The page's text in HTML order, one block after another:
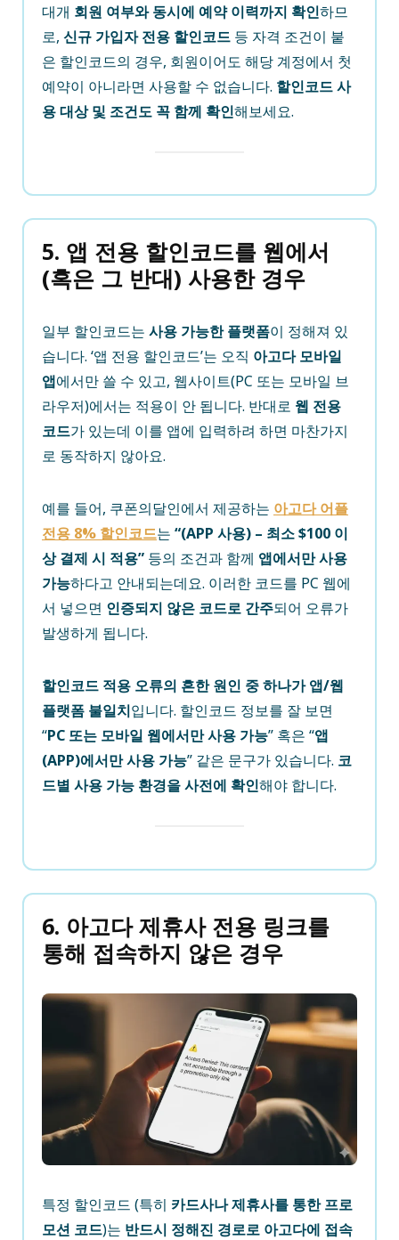
대개 회원 여부와 동시에 예약 이력까지 확인하므
로, 신규 가입자 전용 할인코드 등 자격 조건이 붙
은 할인코드의 경우, 회원이어도 해당 계정에서 첫
예약이 아니라면 사용할 수 없습니다. 할인코드 사
용 대상 및 조건도 꼭 함께 확인해보세요.
5. 앱 전용 할인코드를 웹에서
(혹은 그 반대) 사용한 경우
일부 할인코드는 사용 가능한 플랫폼이 정해져 있
습니다. ‘앱 전용 할인코드’는 오직 아고다 모바일
앱에서만 쓸 수 있고, 웹사이트(PC 또는 모바일 브
라우저)에서는 적용이 안 됩니다. 반대로 웹 전용
코드가 있는데 이를 앱에 입력하려 하면 마찬가지
로 동작하지 않아요.
예를 들어, 쿠폰의달인에서 제공하는 아고다 어플
전용 8% 할인코드는 “(APP 사용) – 최소 $100 이
상 결제 시 적용” 등의 조건과 함께 앱에서만 사용
가능하다고 안내되는데요. 이러한 코드를 PC 웹에
서 넣으면 인증되지 않은 코드로 간주되어 오류가
발생하게 됩니다.
할인코드 적용 오류의 흔한 원인 중 하나가 앱/웹
플랫폼 불일치입니다. 할인코드 정보를 잘 보면
“PC 또는 모바일 웹에서만 사용 가능” 혹은 “앱
(APP)에서만 사용 가능” 같은 문구가 있습니다. 코
드별 사용 가능 환경을 사전에 확인해야 합니다.
6. 아고다 제휴사 전용 링크를
통해 접속하지 않은 경우
특정 할인코드 (특히 카드사나 제휴사를 통한 프로
모션 코드)는 반드시 정해진 경로로 아고다에 접속